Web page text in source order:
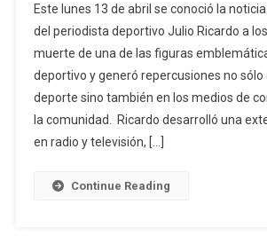
El
Periodista
Deportivo
Julio
Ricardo
A
Los
Este lunes 13 de abril se conoció la
del periodista deportivo Julio Ricardo a
muerte de una de las figuras
deportivo y generó repercusiones no sólo
deporte sino también en los medios de
la comunidad. Ricardo desarrolló una
en radio y televisión, […]
Continue Reading